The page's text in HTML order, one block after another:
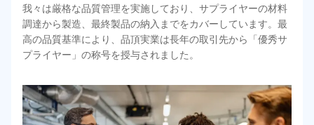
我々は厳格な品質管理を実施しており、サプライヤーの材料
調達から製造、最終製品の納入までをカバーしています。最
高の品質基準により、品頂実業は長年の取引先から「優秀サ
プライヤー」の称号を授与されました。